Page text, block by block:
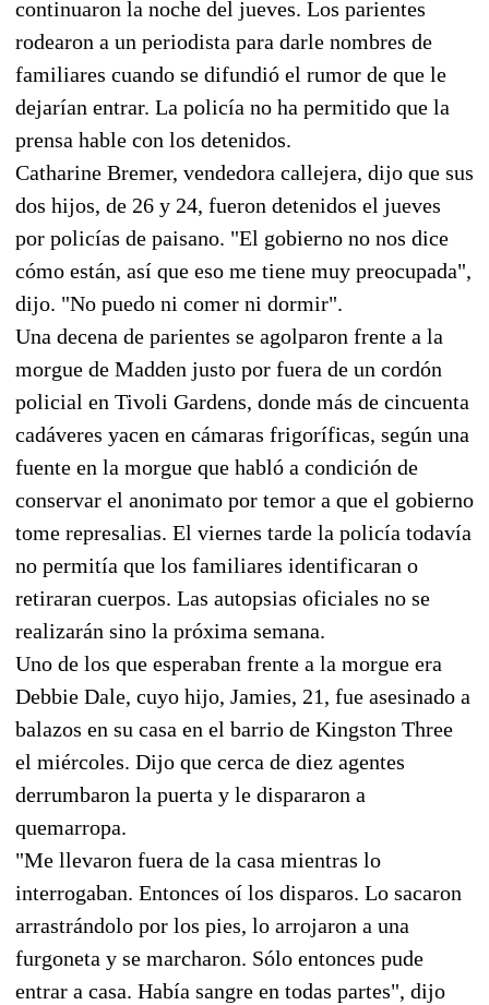
continuaron la noche del jueves. Los parientes
rodearon a un periodista para darle nombres de
familiares cuando se difundió el rumor de que le
dejarían entrar. La policía no ha permitido que la
prensa hable con los detenidos.
Catharine Bremer, vendedora callejera, dijo que sus
dos hijos, de 26 y 24, fueron detenidos el jueves
por policías de paisano. "El gobierno no nos dice
cómo están, así que eso me tiene muy preocupada",
dijo. "No puedo ni comer ni dormir".
Una decena de parientes se agolparon frente a la
morgue de Madden justo por fuera de un cordón
policial en Tivoli Gardens, donde más de cincuenta
cadáveres yacen en cámaras frigoríficas, según una
fuente en la morgue que habló a condición de
conservar el anonimato por temor a que el gobierno
tome represalias. El viernes tarde la policía todavía
no permitía que los familiares identificaran o
retiraran cuerpos. Las autopsias oficiales no se
realizarán sino la próxima semana.
Uno de los que esperaban frente a la morgue era
Debbie Dale, cuyo hijo, Jamies, 21, fue asesinado a
balazos en su casa en el barrio de Kingston Three
el miércoles. Dijo que cerca de diez agentes
derrumbaron la puerta y le dispararon a
quemarropa.
"Me llevaron fuera de la casa mientras lo
interrogaban. Entonces oí los disparos. Lo sacaron
arrastrándolo por los pies, lo arrojaron a una
furgoneta y se marcharon. Sólo entonces pude
entrar a casa. Había sangre en todas partes", dijo